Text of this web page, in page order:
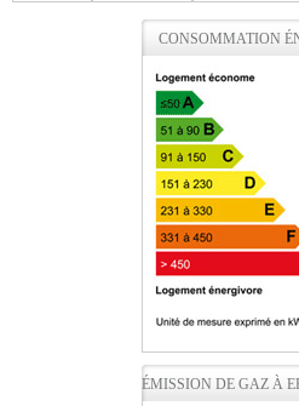
CONSOMMATION
ÉMISSION DE GAZ À